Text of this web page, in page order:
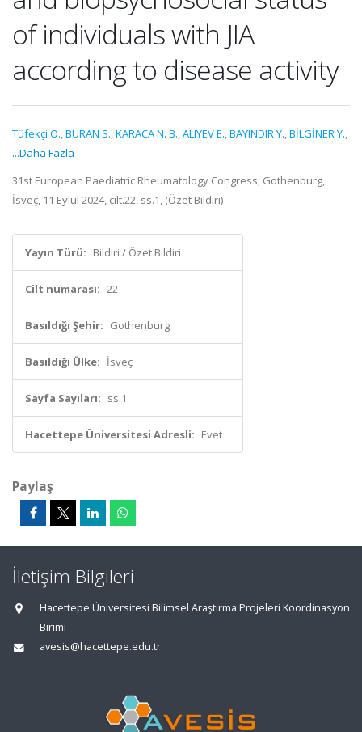
of individuals with JIA
according to disease activity
Tüfekçi O.,BURAN S.,KARACA N. B.,ALIYEV E.,BAYINDIR Y.,BİLGİNER Y.,
...Daha Fazla
31st European Paediatric Rheumatology Congress, Gothenburg,
İsveç, 11 Eylül 2024, cilt.22, ss.1, (Özet Bildiri)
Yayın Türü: Bildiri / Özet Bildiri
Cilt numarası: 22
Basıldığı Şehir: Gothenburg
Basıldığı Ülke: İsveç
Sayfa Sayıları: ss.1
Hacettepe Üniversitesi Adresli: Evet
Paylaş
İletişim Bilgileri
Hacettepe Üniversitesi Bilimsel Araştırma Projeleri Koordinasyon
Birimi
avesis@hacettepe.edu.tr